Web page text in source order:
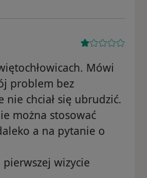
Mówi
problem bez
chciał się ubrudzić.
można stosować
a na pytanie o
wizycie